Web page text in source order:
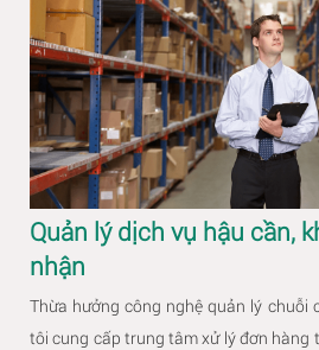
Quản lý dịch vụ hậu cần,
nhận
Thừa hưởng công nghệ quản lý chuỗi
tôi cung cấp trung tâm xử lý đơn hàng